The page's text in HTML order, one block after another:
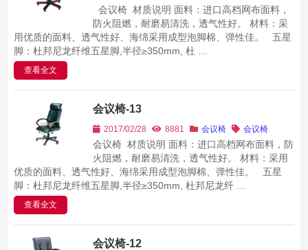
会议椅 材质说明 面料：进口高档网布面料，
防火阻燃，耐磨易清洗，透气性好。 材料：采
用优质的面料、透气性好、海绵采用成型泡脚棉、弹性佳。 五星
脚：杜邦尼龙纤维五星脚,半径≥350mm, 杜 …
查看全文
会议椅-13
2017/02/28 8881 会议椅 会议椅
会议椅 材质说明 面料：进口高档网布面料，防
火阻燃，耐磨易清洗，透气性好。 材料：采用
优质的面料、透气性好、海绵采用成型泡脚棉、弹性佳。 五星
脚：杜邦尼龙纤维五星脚,半径≥350mm, 杜邦尼龙纤 …
查看全文
会议椅-12